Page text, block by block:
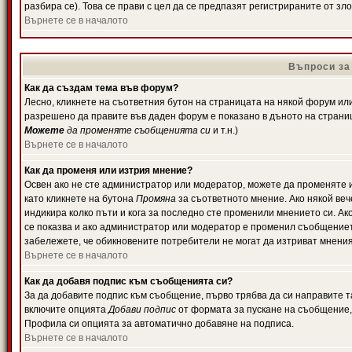
разбира се). Това се прави с цел да се предпазят регистрираните от
Върнете се в началото
Въпроси
Как да създам тема във форум?
Лесно, кликнете на съответния бутон на страницата на някой форум
разрешено да правите във даден форум е показано в дъното на
Можете да променяте съобщенията си и т.н.)
Върнете се в началото
Как да променя или изтрия мнение?
Освен ако не сте администратор или модератор, можете да
като кликнете на бутона Промяна за съответното мнение. Ако някой
индикира колко пъти и кога за последно сте променили мнението си.
се показва и ако администратор или модератор е променил
забележете, че обикновените потребители не могат да изтриват
Върнете се в началото
Как да добавя подпис към съобщенията си?
За да добавите подпис към съобщение, първо трябва да си
включите опциятаДобави подпис от формата за пускане на
Профила си опцията за автоматично добавяне на подписа.
Върнете се в началото